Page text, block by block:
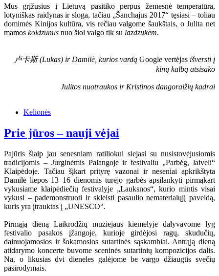
Mus grįžusius į Lietuvą pasitiko perpus žemesnė temperatūra,
lotyniškas raidynas ir sloga, tačiau „Šanchajus 2017“ tęsiasi – toliau
domimės Kinijos kultūra, vis rečiau valgome šaukštais, o Julita net
mamos koldzūnus nuo šiol valgo tik su lazdzukėm.
卢卡斯 (Lukas) ir Damilė, kurios vardą Google vertėjas išversti į
kinų kalbą atsisako
Julitos nuotraukos ir Kristinos dangoraižių kadrai
Kelionės
Prie jūros – nauji vėjai
Pajūris šiaip jau senesniam ratiliokui siejasi su nusistovėjusiomis
tradicijomis – Jurginėmis Palangoje ir festivaliu „Parbėg, laiveli“
Klaipėdoje. Tačiau šįkart prityrę vazonai ir neseniai apkrikštyta
Damilė liepos 13–16 dienomis turėjo garbės apsilankyti pirmąkart
vykusiame klaipėdiečių festivalyje „Lauksnos“, kurio mintis visai
vykusi – pademonstruoti ir skleisti pasaulio nematerialųjį paveldą,
kuris yra įtrauktas į „UNESCO“.
Pirmąją dieną Laikrodžių muziejaus kiemelyje dalyvavome lyg
festivalio pasakos įžangoje, kurioje girdėjosi ragų, skudučių,
dainuojamosios ir šokamosios sutartinės sąskambiai. Antrąją dieną
atidarymo koncerte buvome sceninės sutartinių kompozicijos dalis.
Na, o likusias dvi dieneles galėjome be vargo džiaugtis svečių
pasirodymais.